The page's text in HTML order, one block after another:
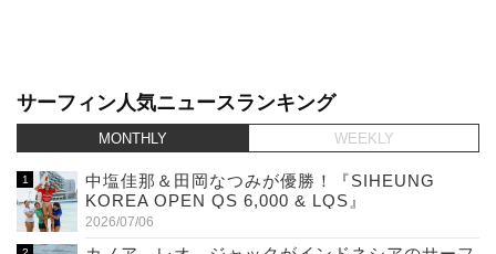
サーフィン人気ニュースランキング
MONTHLY WEEKLY
中塩佳那＆田岡なつみが優勝！『SIHEUNG
KOREA OPEN QS 6,000 & LQS』
2026/07/06